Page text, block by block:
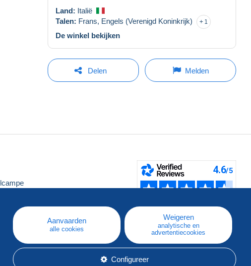
Land: Italië
Talen: Frans, Engels (Verenigd Koninkrijk) 1
De winkel bekijken
Delen Melden
Aanvaarden
alle cookies
Weigeren
analytische en
advertentiecookies
Configureer
website